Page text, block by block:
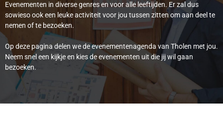
Evenementen in diverse genres en voor alle leeftijden. Er zal dus
sowieso ook een leuke activiteit voor jou tussen zitten om aan deel te
nemen of te bezoeken.
Op deze pagina delen we de evenementenagenda van Tholen met jou.
Neem snel een kijkje en kies de evenementen uit die jij wil gaan
bezoeken.